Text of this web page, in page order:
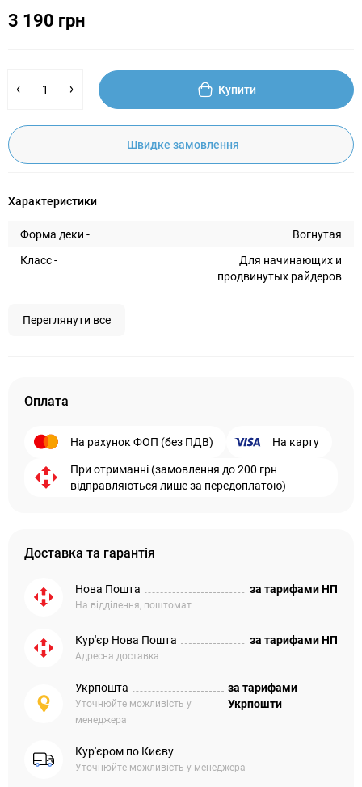
3 190 грн
Купити
Швидке замовлення
Характеристики
Форма деки -
Вогнутая
Класс -
Для начинающих и
продвинутых райдеров
Переглянути все
Оплата
На рахунок ФОП (без ПДВ) На карту
При отриманні (замовлення до 200 грн
відправляються лише за передоплатою)
Доставка та гарантія
Нова Пошта
На відділення, поштомат
за тарифами НП
Кур'єр Нова Пошта
Адресна доставка
за тарифами НП
Укрпошта
Уточнюйте можливість у
менеджера
за тарифами
Укрпошти
Кур'єром по Києву
Уточнюйте можливість у менеджера